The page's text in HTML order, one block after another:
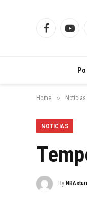
Facebook
Home » Noticias
NOTICIAS
By